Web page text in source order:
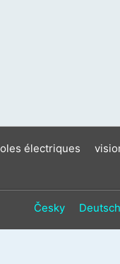
électriques
Česky Deutsch